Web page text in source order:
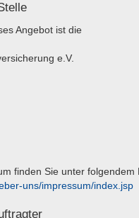
Angebot ist die
e.V.
finden Sie unter folgendem
uns/impressum/index.jsp